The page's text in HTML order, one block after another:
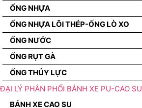
ỐNG NHỰA
ỐNG NHỰA LÕI THÉP-ỐNG LÒ XO
ỐNG NƯỚC
ỐNG RỤT GÀ
ỐNG THỦY LỰC
ĐẠI LÝ PHÂN PHỐI BÁNH XE PU-CAO SU
BÁNH XE CAO SU